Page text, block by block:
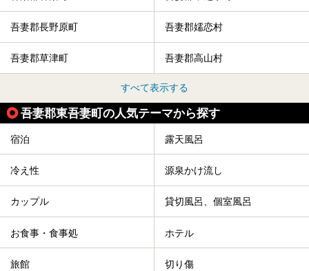
吾妻郡長野原町 吾妻郡嬬恋村
吾妻郡草津町 吾妻郡高山村
すべて表示する
吾妻郡東吾妻町の人気テーマから探す
宿泊 露天風呂
冷え性 源泉かけ流し
カップル 貸切風呂、個室風呂
お食事・食事処 ホテル
旅館 切り傷